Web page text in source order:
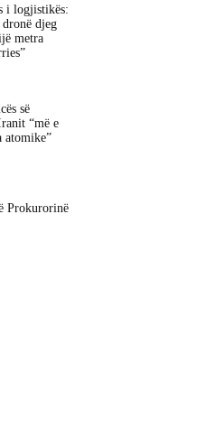
i logjistikës:
djeg
metra
së
“më e
atomike”
Prokurorinë